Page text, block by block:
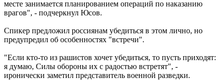
месте занимается планированием операций по наказанию
врагов", - подчеркнул Юсов.
Спикер предложил россиянам убедиться в этом лично, но
предупредил об особенностях "встречи".
"Если кто-то из рашистов хочет убедиться, то пусть приходят:
я думаю, Силы обороны их с радостью встретят", -
иронически заметил представитель военной разведки.